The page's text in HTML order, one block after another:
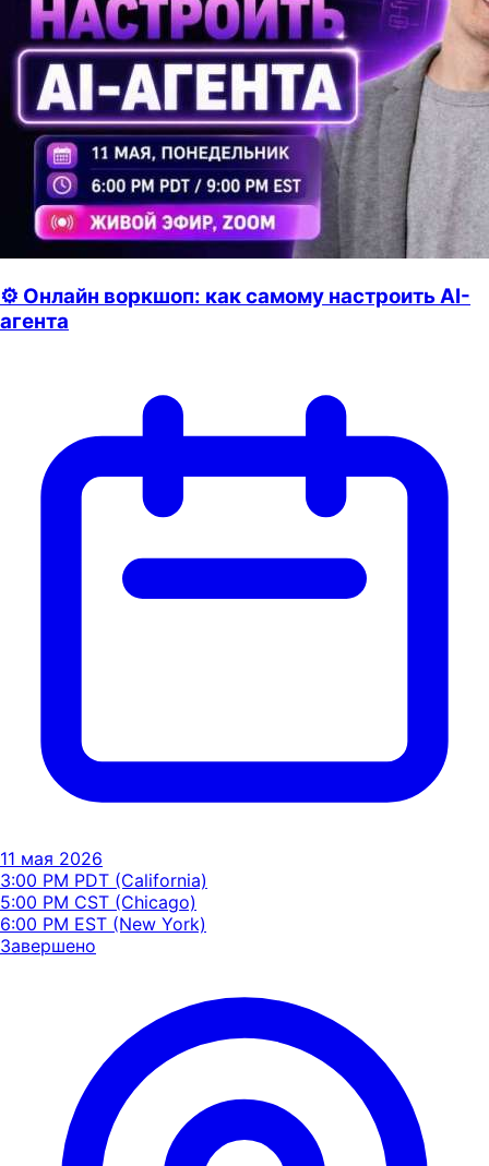
⚙️ Онлайн воркшоп: как самому настроить AI-
агента
11 мая 2026
3:00 PM PDT (California)
5:00 PM CST (Chicago)
6:00 PM EST (New York)
Завершено